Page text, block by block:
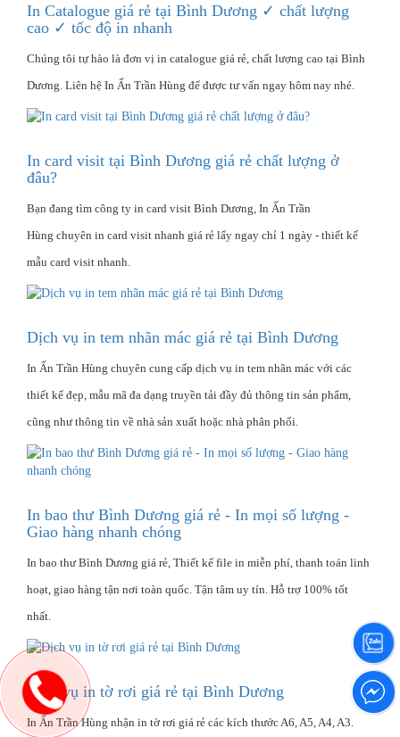
In Catalogue giá rẻ tại Bình Dương ✓ chất lượng
cao ✓ tốc độ in nhanh
Chúng tôi tự hào là đơn vị in catalogue giá rẻ, chất lượng cao tại Bình
Dương. Liên hệ In Ấn Trần Hùng để được tư vấn ngay hôm nay nhé.
In card visit tại Bình Dương giá rẻ chất lượng ở
đâu?
Bạn đang tìm công ty in card visit Bình Dương, In Ấn Trần
Hùng chuyên in card visit nhanh giá rẻ lấy ngay chỉ 1 ngày - thiết kế
mẫu card visit nhanh.
Dịch vụ in tem nhãn mác giá rẻ tại Bình Dương
In Ấn Trần Hùng chuyên cung cấp dịch vụ in tem nhãn mác với các
thiết kế đẹp, mẫu mã đa dạng truyền tải đầy đủ thông tin sản phẩm,
cũng như thông tin về nhà sản xuất hoặc nhà phân phối.
In bao thư Bình Dương giá rẻ - In mọi số lượng -
Giao hàng nhanh chóng
In bao thư Bình Dương giá rẻ, Thiết kế file in miễn phí, thanh toán linh
hoạt, giao hàng tận nơi toàn quốc. Tận tâm uy tín. Hỗ trợ 100% tốt
nhất.
Dịch vụ in tờ rơi giá rẻ tại Bình Dương
In Ấn Trần Hùng nhận in tờ rơi giá rẻ các kích thước A6, A5, A4, A3.